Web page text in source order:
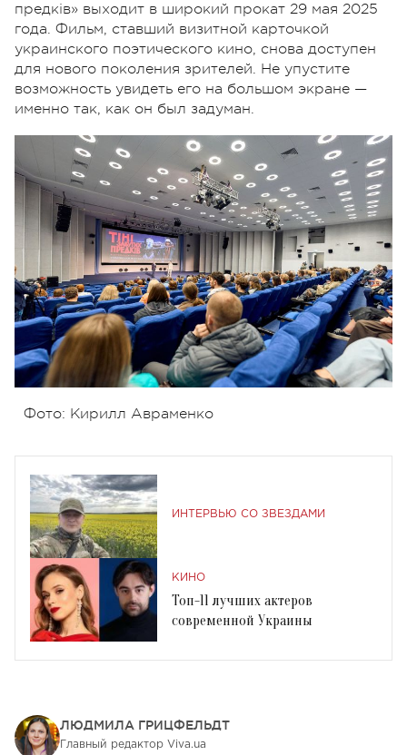
предків» выходит в широкий прокат 29 мая 2025
года. Фильм, ставший визитной карточкой
украинского поэтического кино, снова доступен
для нового поколения зрителей. Не упустите
возможность увидеть его на большом экране —
именно так, как он был задуман.
Фото: Кирилл Авраменко
ИНТЕРВЬЮ СО ЗВЕЗДАМИ
КИНО
Топ-11 лучших актеров
современной Украины
ЛЮДМИЛА ГРИЦФЕЛЬДТ
Главный редактор Viva.ua